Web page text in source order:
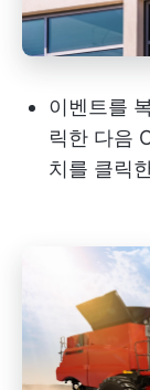
이벤트를
릭한 다음
치를 클릭